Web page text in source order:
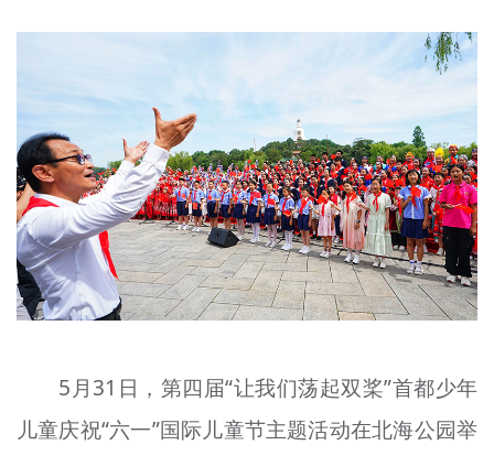
未成年人思想道德建设
榜样人物
身边好人
文明评论
北京宣传文化引导基金
宣传思想文化人才
+
5月31日，第四届“让我们荡起双桨”首都少年
儿童庆祝“六一”国际儿童节主题活动在北海公园举